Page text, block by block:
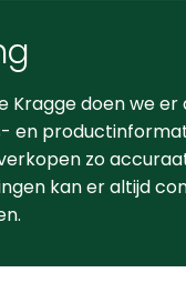
Kragge doen we
en
zo
kan er altijd